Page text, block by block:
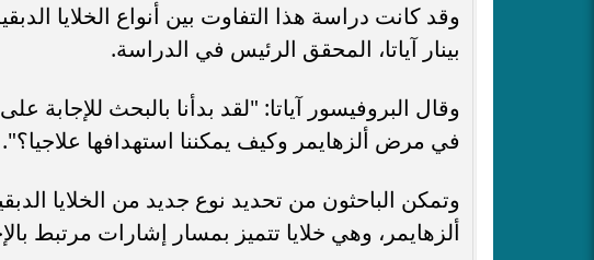
وقد كانت دراسة هذا التفاوت بين أنواع الخلايا
بينار آياتا، المحقق الرئيس في الدراسة.
وقال البروفيسور آياتا: "لقد بدأنا بالبحث للإجابة
في مرض ألزهايمر وكيف يمكننا استهدافها علاجيا؟".
وتمكن الباحثون من تحديد نوع جديد من الخلايا
ألزهايمر، وهي خلايا تتميز بمسار إشارات مرتبط